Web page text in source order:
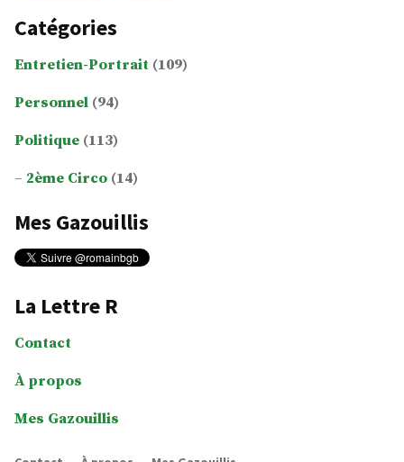
Catégories
Entretien-Portrait (109)
Personnel (94)
Politique (113)
2ème Circo (14)
Mes Gazouillis
La Lettre R
Contact
À propos
Mes Gazouillis